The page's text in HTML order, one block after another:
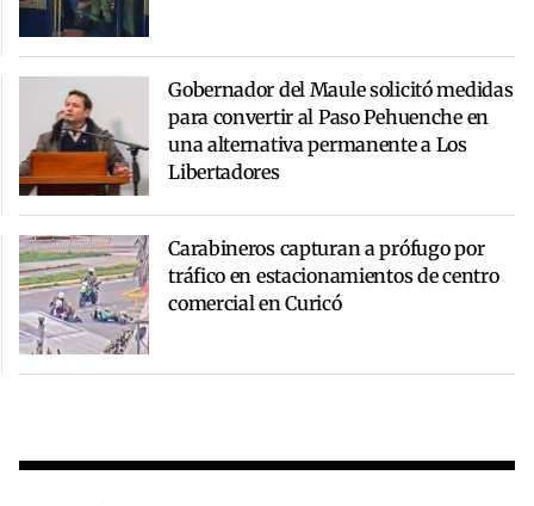
Gobernador del Maule solicitó medidas
para convertir al Paso Pehuenche en
una alternativa permanente a Los
Libertadores
Carabineros capturan a prófugo por
tráfico en estacionamientos de centro
comercial en Curicó